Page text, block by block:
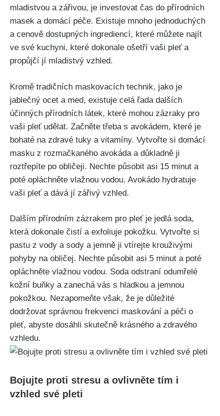
‍mladistvou a zářivou, je investovat čas do přírodních
masek a ​domácí ‍péče. Existuje mnoho⁣ jednoduchých
a ⁢cenově dostupných ingrediencí, které můžete najít
ve své kuchyni, které dokonale ošetří vaši pleť a
propůjčí jí mladistvý vzhled.
Kromě tradičních⁣ maskovacích technik, ‌jako je
jablečný ocet ⁤a med, existuje celá řada‍ dalších
účinných přírodních látek, které mohou⁤ zázraky pro‌
vaši pleť ⁣udělat. Začněte třeba s⁢ avokádem, které je
bohaté na​ zdravé tuky a vitamíny. Vytvořte si⁤ domácí
masku z rozmačkaného avokáda a důkladně ji
roztřepíte po obličeji. Nechte působit asi 15 minut a
poté ⁤opláchněte vlažnou‌ vodou. Avokádo ‍hydratuje
vaši​ pleť‍ a dává jí zářivý vzhled.
Dalším přírodním ‍zázrakem pro pleť‌ je ‍jedlá soda,
která dokonale čistí ⁣a exfoliuje‌ pokožku. Vytvořte si
pastu ⁢z vody a ‌sody a jemně ji vtírejte krouživými
pohyby ⁣na obličej. Nechte působit asi 5 minut a ‌poté
opláchněte vlažnou ​vodou. Soda odstraní odumřelé
kožní buňky a zanechá vás s hladkou a jemnou
pokožkou. Nezapomeňte však, že je ⁣důležité
dodržovat správnou ‌frekvenci maskování a péči o
pleť, abyste dosáhli skutečně krásného a ⁤zdravého
vzhledu.
Bojujte⁤ proti stresu a ovlivněte ‌tím i
vzhled své pleti